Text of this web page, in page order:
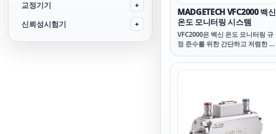
교정기기 +
신뢰성시험기 +
MADGETECH VFC2000 백신
온도 모니터링 시스템
VFC2000은 백신 온도 모니터링 규
정 준수를 위한 간단하고 저렴한 솔